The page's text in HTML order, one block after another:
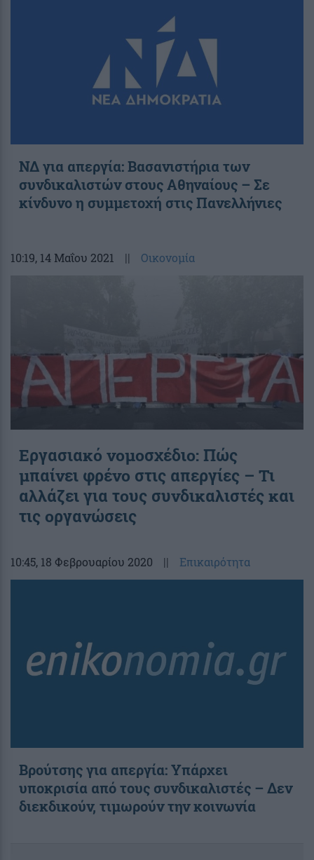
ΝΔ για απεργία: Βασανιστήρια των
συνδικαλιστών στους Αθηναίους – Σε
κίνδυνο η συμμετοχή στις Πανελλήνιες
10:19, 14 Μαΐου 2021 || Οικονομία
Εργασιακό νομοσχέδιο: Πώς
μπαίνει φρένο στις απεργίες – Τι
αλλάζει για τους συνδικαλιστές και
τις οργανώσεις
10:45, 18 Φεβρουαρίου 2020 || Επικαιρότητα
Βρούτσης για απεργία: Υπάρχει
υποκρισία από τους συνδικαλιστές – Δεν
διεκδικούν, τιμωρούν την κοινωνία